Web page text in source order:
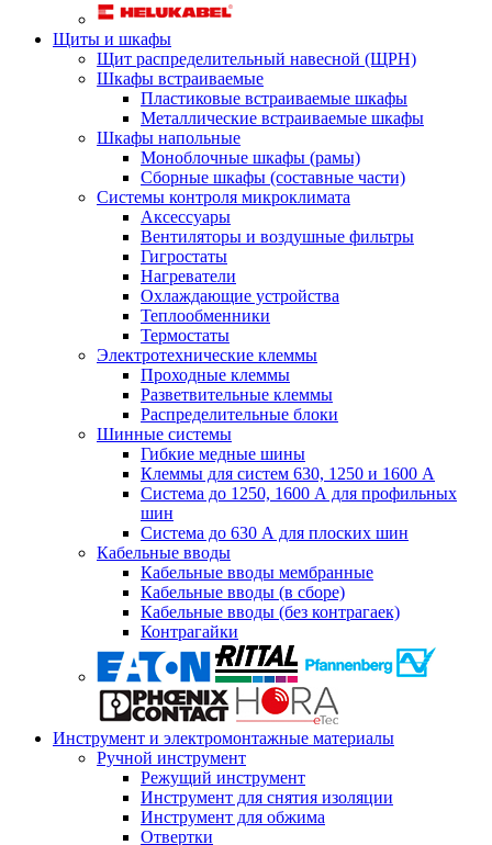
Щиты и шкафы
Щит распределительный навесной (ЩРН)
Шкафы встраиваемые
Пластиковые встраиваемые шкафы
Металлические встраиваемые шкафы
Шкафы напольные
Моноблочные шкафы (рамы)
Сборные шкафы (составные части)
Системы контроля микроклимата
Аксессуары
Вентиляторы и воздушные фильтры
Гигростаты
Нагреватели
Охлаждающие устройства
Теплообменники
Термостаты
Электротехнические клеммы
Проходные клеммы
Разветвительные клеммы
Распределительные блоки
Шинные системы
Гибкие медные шины
Клеммы для систем 630, 1250 и 1600 А
Система до 1250, 1600 А для профильных
шин
Система до 630 А для плоских шин
Кабельные вводы
Кабельные вводы мембранные
Кабельные вводы (в сборе)
Кабельные вводы (без контрагаек)
Контрагайки
Инструмент и электромонтажные материалы
Ручной инструмент
Режущий инструмент
Инструмент для снятия изоляции
Инструмент для обжима
Отвертки